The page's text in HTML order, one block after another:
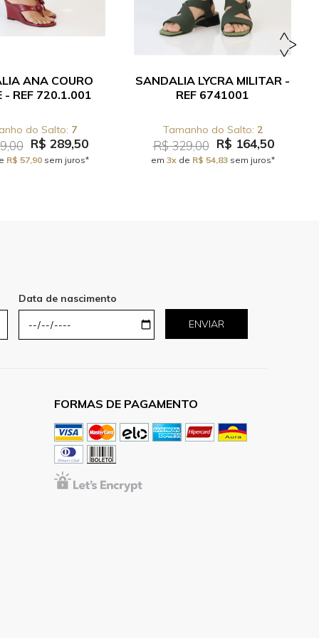
ANA COURO
- REF 720.1.001
7
R$ 289,50
R$ 57,90sem juros*
SANDALIA LYCRA MILITAR -
REF 6741001
2
R$ 329,00 R$ 164,50
em 3xde R$ 54,83sem juros*
Data de nascimento
ENVIAR
FORMAS DE PAGAMENTO